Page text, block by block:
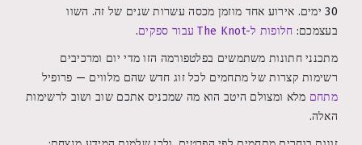
30 ימים. אירוע אחד מוזמן מכסה עשרות שנים של זה. השוו
בעצמכם: חלופות ל-The Knot עבור ספקים
.
מתכנני חתונות משתמשים בפלטפורמה הזו מדי יום ומרכיבים
רשימות קצרות של מתחמים לכל זוג חדש שהם מלווים — פרופיל
מתחם מלא ומצולם היטב הוא מה שמכניס אתכם שוב ושוב לרשימות
האלה.